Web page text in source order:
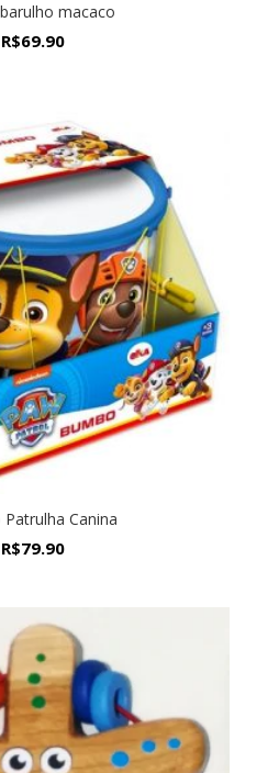
macaco
R$69.90
Canina
R$79.90